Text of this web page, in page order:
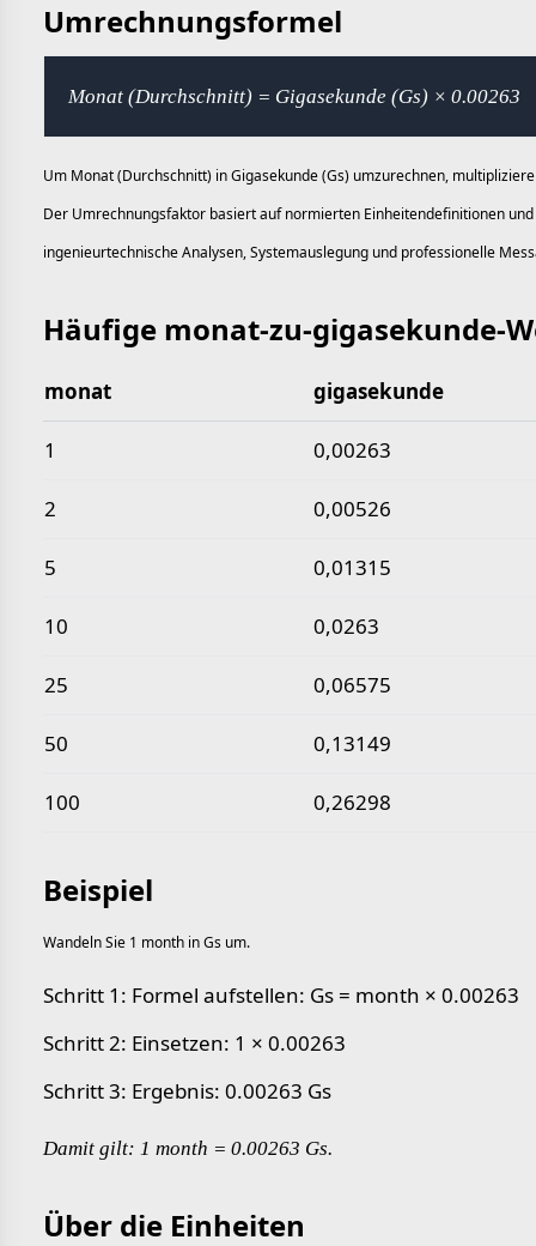
Umrechnungsformel
Monat (Durchschnitt) = Gigasekunde (Gs) × 0.00263
Um Monat (Durchschnitt) in Gigasekunde (Gs) umzurechnen,
Der Umrechnungsfaktor basiert auf normierten Einheitendefinitionen
ingenieurtechnische Analysen, Systemauslegung und professionelle
Häufige monat-zu-gigasekunde-
Häufige monat-zu-gigasekunde-Werte
monat gigasekunde
1 0,00263
2 0,00526
5 0,01315
10 0,0263
25 0,06575
50 0,13149
100 0,26298
Beispiel
Wandeln Sie 1 month in Gs um.
Schritt 1: Formel aufstellen: Gs = month × 0.00263
Schritt 2: Einsetzen: 1 × 0.00263
Schritt 3: Ergebnis: 0.00263 Gs
Damit gilt: 1 month = 0.00263 Gs.
Über die Einheiten